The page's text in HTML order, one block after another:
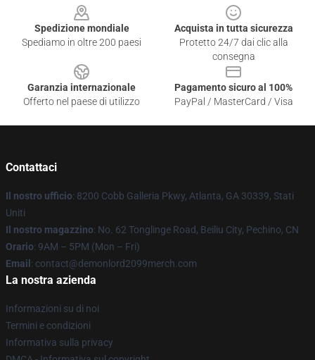
Spedizione mondiale
Spediamo in oltre 200 paesi
Acquista in tutta sicurezza
Protetto 24/7 dai clic alla
consegna
Garanzia internazionale
Offerto nel paese di utilizzo
Pagamento sicuro al 100%
PayPal / MasterCard / Visa
Contattaci
Il nostro ufficio: 8200 Cobb Galleria Pkwy, Atlanta, GA 30339, Stati
Uniti
Il nostro magazzino: No. 62 Tonglinge Road, Beiliu City, Pechino, CN
Orario: 9AM – 5PM (Mon – Fri)
Email : contact@demonlord2099merch.com
La nostra azienda
Informazioni su di noi
Termini e condizioni
Informativa sulla privacy